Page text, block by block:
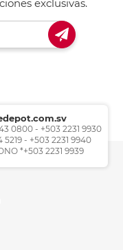
exclusivas.
0800 - +503 2231 9930
- +503 2231 9940
*+503 2231 9939